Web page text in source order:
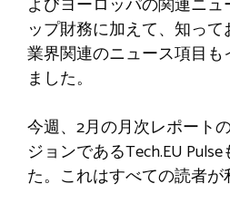
ップ財務に加えて、知っ
業界関連のニュース項目
ました。
今週、2月の月次レポート
ジョンであるTech.EU
た。これはすべての読者が